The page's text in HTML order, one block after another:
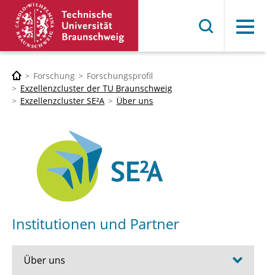
Menü
Forschung
Forschungsprofil
Exzellenzcluster der TU Braunschweig
Exzellenzcluster SE²A
Über uns
Institutionen und Partner
Über uns